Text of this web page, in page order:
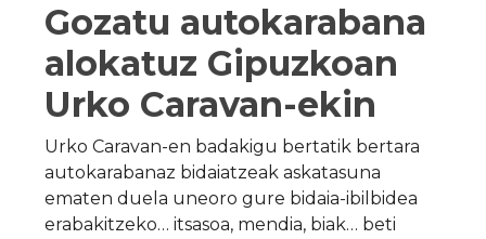
Gozatu autokarabana
alokatuz Gipuzkoan
Urko Caravan-ekin
Urko Caravan-en badakigu bertatik bertara
autokarabanaz bidaiatzeak askatasuna
ematen duela uneoro gure bidaia-ibilbidea
erabakitzeko… itsasoa, mendia, biak… beti